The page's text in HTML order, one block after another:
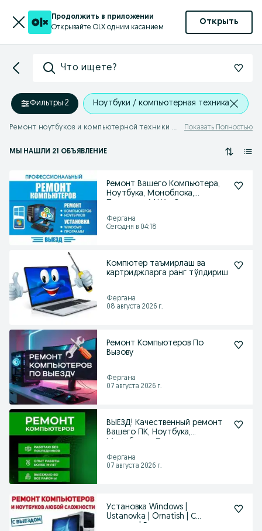
Продолжить в приложении
Открывайте OLX одним касанием
Открыть
Что ищете?
Фильтры·2 Ноутбуки / компьютерная техника
Ремонт ноутбуков и компьютерной техники Фергана Показать Полностью
МЫ НАШЛИ 21 ОБЪЯВЛЕНИЕ
Ремонт Вашего Компьютера,
Ноутбука, Моноблока,
Фергана
Сегодня в 04:18
Компютер таъмирлаш ва
картриджларга ранг тўлдириш
Фергана
08 августа 2026 г.
Ремонт Компьютеров По
Вызову
Фергана
07 августа 2026 г.
ВЫЕЗД! Качественный ремонт
Вашего ПК, Ноутбука,
Фергана
07 августа 2026 г.
Установка Windows |
Ustanovka | Ornatish | С